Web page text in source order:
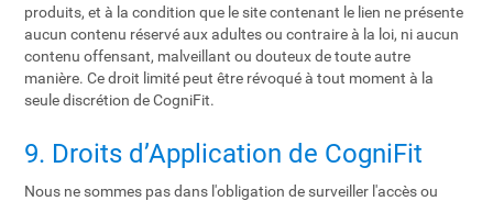
produits, et à la condition que le site contenant le lien ne présente
aucun contenu réservé aux adultes ou contraire à la loi, ni aucun
contenu offensant, malveillant ou douteux de toute autre
manière. Ce droit limité peut être révoqué à tout moment à la
seule discrétion de CogniFit.
9. Droits d’Application de CogniFit
Nous ne sommes pas dans l'obligation de surveiller l'accès ou